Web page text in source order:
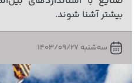
بیشتر آشنا شوند.
سه‌شنبه 1403/09/27